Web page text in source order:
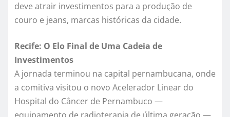
deve atrair investimentos para a produção de
couro e jeans, marcas históricas da cidade.
Recife: O Elo Final de Uma Cadeia de
Investimentos
A jornada terminou na capital pernambucana, onde
a comitiva visitou o novo Acelerador Linear do
Hospital do Câncer de Pernambuco —